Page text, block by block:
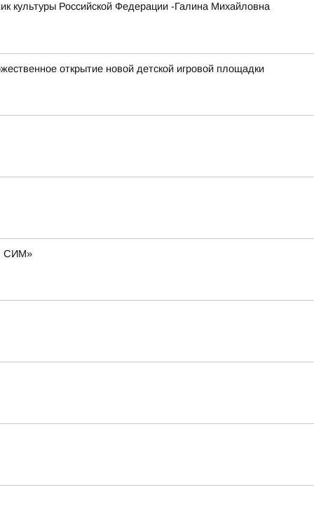
культуры Российской Федерации -Галина Михайловна
открытие новой детской игровой площадки
СИМ»